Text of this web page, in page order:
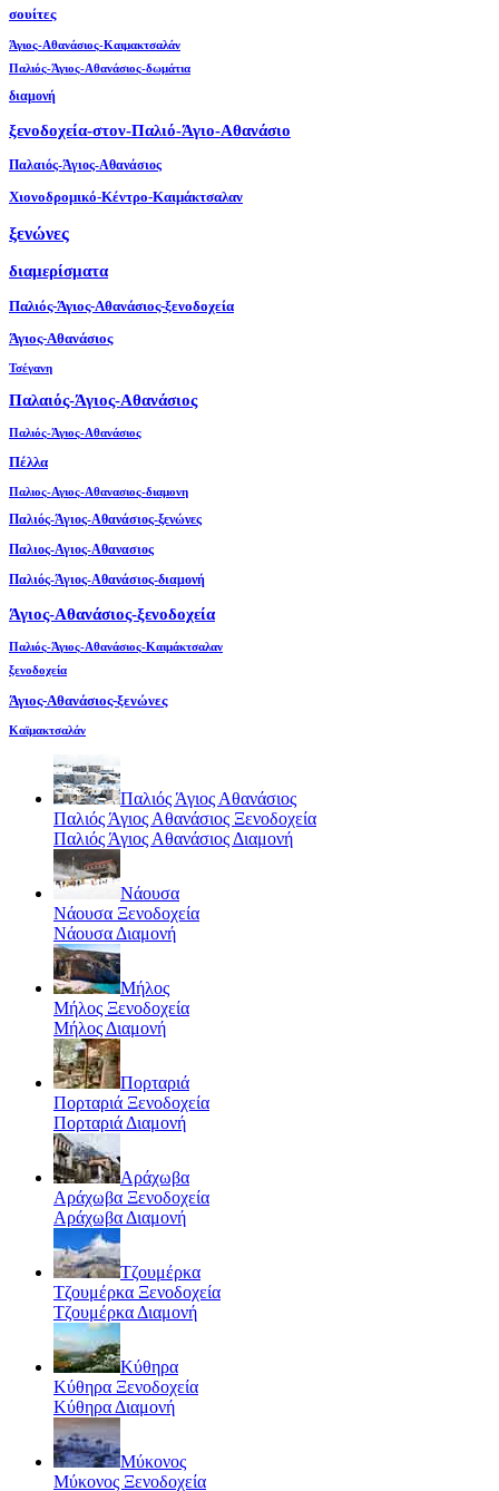
σουίτες
Άγιος-Αθανάσιος-Καιμακτσαλάν
Παλιός-Άγιος-Αθανάσιος-δωμάτια
διαμονή
ξενοδοχεία-στον-Παλιό-Άγιο-Αθανάσιο
Παλαιός-Άγιος-Αθανάσιος
Χιονοδρομικό-Κέντρο-Καιμάκτσαλαν
ξενώνες
διαμερίσματα
Παλιός-Άγιος-Αθανάσιος-ξενοδοχεία
Άγιος-Αθανάσιος
Τσέγανη
Παλαιός-Άγιος-Αθανάσιος
Παλιός-Άγιος-Αθανάσιος
Πέλλα
Παλιος-Αγιος-Αθανασιος-διαμονη
Παλιός-Άγιος-Αθανάσιος-ξενώνες
Παλιος-Αγιος-Αθανασιος
Παλιός-Άγιος-Αθανάσιος-διαμονή
Άγιος-Αθανάσιος-ξενοδοχεία
Παλιός-Άγιος-Αθανάσιος-Καιμάκτσαλαν
ξενοδοχεία
Άγιος-Αθανάσιος-ξενώνες
Καϊμακτσαλάν
Παλιός Άγιος Αθανάσιος
Παλιός Άγιος Αθανάσιος Ξενοδοχεία
Παλιός Άγιος Αθανάσιος Διαμονή
Νάουσα
Νάουσα Ξενοδοχεία
Νάουσα Διαμονή
Μήλος
Μήλος Ξενοδοχεία
Μήλος Διαμονή
Πορταριά
Πορταριά Ξενοδοχεία
Πορταριά Διαμονή
Αράχωβα
Αράχωβα Ξενοδοχεία
Αράχωβα Διαμονή
Τζουμέρκα
Τζουμέρκα Ξενοδοχεία
Τζουμέρκα Διαμονή
Κύθηρα
Κύθηρα Ξενοδοχεία
Κύθηρα Διαμονή
Μύκονος
Μύκονος Ξενοδοχεία